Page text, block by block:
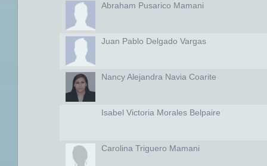
Abraham Pusarico Mamani
Juan Pablo Delgado Vargas
Nancy Alejandra Navia Coarite
Isabel Victoria Morales Belpaire
Carolina Triguero Mamani